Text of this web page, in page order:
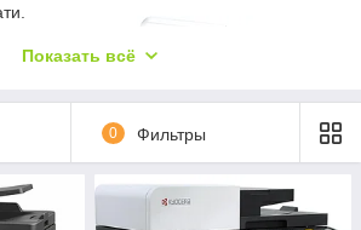
для
Показать всё
0 Фильтры